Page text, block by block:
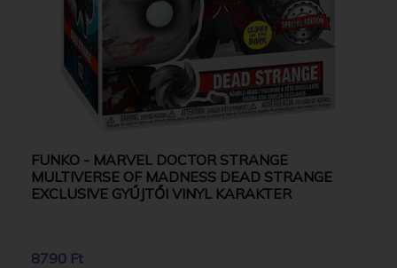
FUNKO - MARVEL DOCTOR STRANGE
MULTIVERSE OF MADNESS DEAD STRANGE
EXCLUSIVE GYŰJTŐI VINYL KARAKTER
8790 Ft